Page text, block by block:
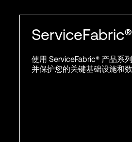
ServiceFabric®
使用 ServiceFabric® 产品系
并保护您的关键基础设施和数